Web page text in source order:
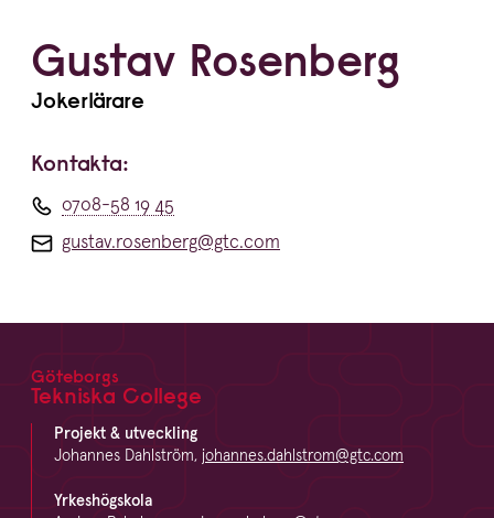
Gustav Rosenberg
Jokerlärare
Kontakta:
0708-58 19 45
gustav.rosenberg@gtc.com
Footer
Göteborgs
Tekniska College
Projekt & utveckling
Johannes Dahlström, johannes.dahlstrom@gtc.com
Yrkeshögskola